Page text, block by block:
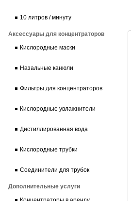
10 литров / минуту
Аксессуары для концентраторов
Кислородные маски
Назальные канюли
Фильтры для концентраторов
Кислородные увлажнители
Дистиллированная вода
Кислородные трубки
Соединители для трубок
Дополнительные услуги